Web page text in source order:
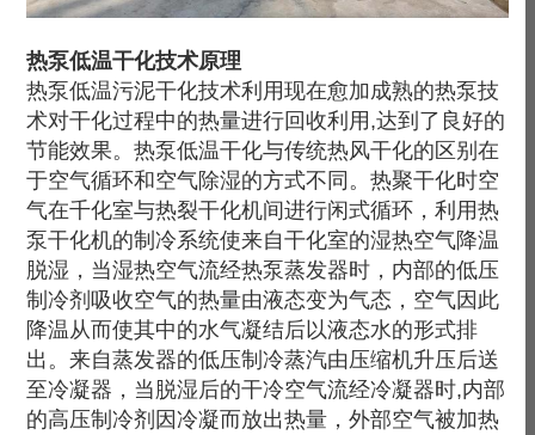
热泵低温干化技术原理
热泵低温污泥干化技术利用现在愈加成熟的热泵技
术对干化过程中的热量进行回收利用,达到了良好的
节能效果。热泵低温干化与传统热风干化的区别在
于空气循环和空气除湿的方式不同。热聚干化时空
气在千化室与热裂干化机间进行闲式循环，利用热
泵干化机的制冷系统使来自干化室的湿热空气降温
脱湿，当湿热空气流经热泵蒸发器时，内部的低压
制冷剂吸收空气的热量由液态变为气态，空气因此
降温从而使其中的水气凝结后以液态水的形式排
出。来自蒸发器的低压制冷蒸汽由压缩机升压后送
至冷凝器，当脱湿后的干冷空气流经冷凝器时,内部
的高压制冷剂因冷凝而放出热量，外部空气被加热